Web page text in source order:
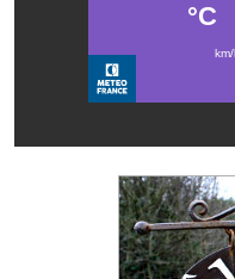
Services publics
France services
France Renov